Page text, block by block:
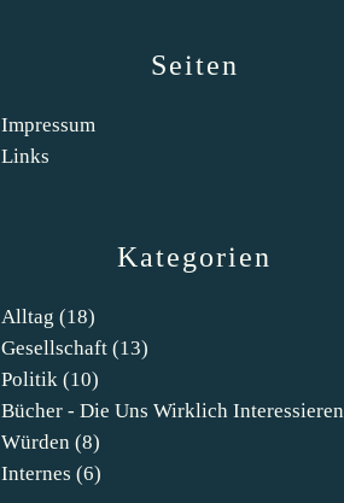
Kategorien
Alltag (18)
Gesellschaft (13)
Politik (10)
Bücher - Die Uns Wirklich Interessieren
Würden (8)
Internes (6)
Seiten
Impressum
Links